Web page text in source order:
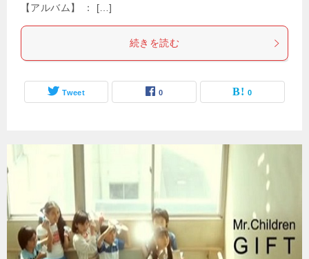
【アルバム】 ： […]
続きを読む
Tweet 0 0